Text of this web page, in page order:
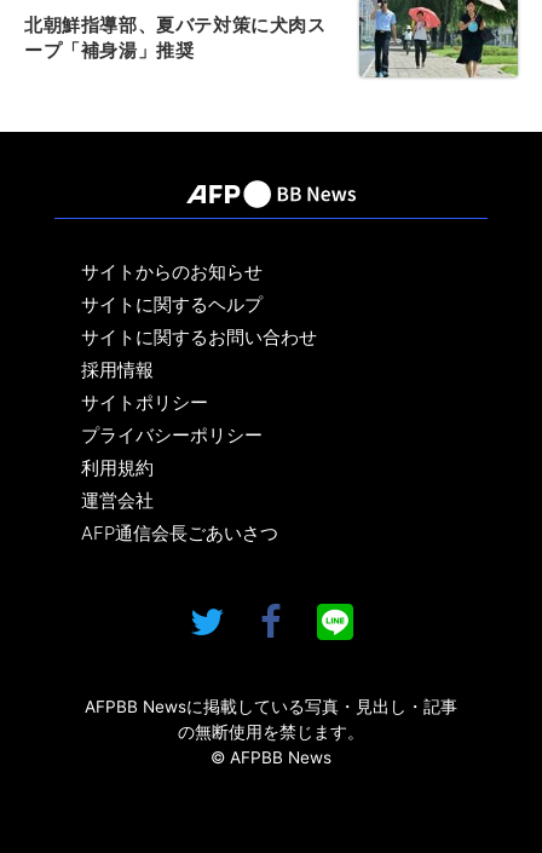
北朝鮮指導部、夏バテ対策に犬肉ス
ープ「補身湯」推奨
サイトからのお知らせ
サイトに関するヘルプ
サイトに関するお問い合わせ
採用情報
サイトポリシー
プライバシーポリシー
利用規約
運営会社
AFP通信会長ごあいさつ
AFPBB Newsに掲載している写真・見出し・記事
の無断使用を禁じます。
© AFPBB News